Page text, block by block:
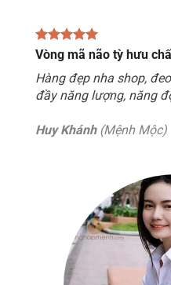
Vòng mã não tỳ hưu
Hàng đẹp nha shop,
đầy năng lượng, năng
Huy Khánh(Mệnh Mộc)